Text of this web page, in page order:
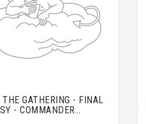
THE GATHERING - FINAL
- COMMANDER…